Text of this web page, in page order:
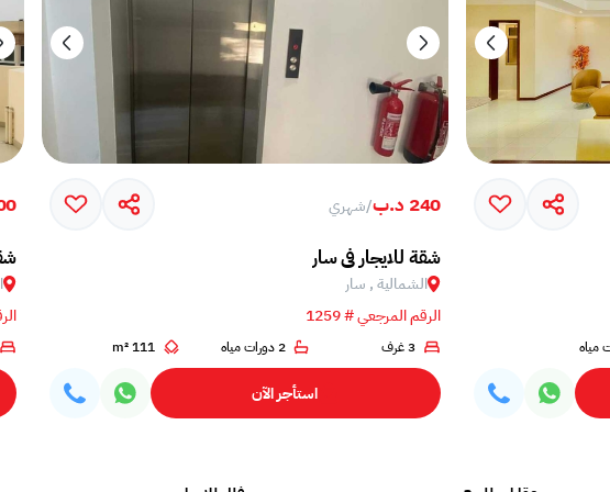
240 د.ب /شهري
شقة للايجار في سار
الشمالية , سار
الرقم المرجعي # 1259
3 غرف 2 دورات مياه 111 m²
استأجر الآن